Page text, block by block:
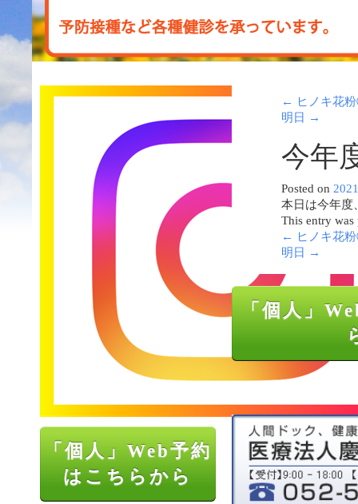
「個人」Web予約
はこちらから
←
ヒノキ花
明日
→
今年
Posted on
本日は今年度
This entry
←
ヒノキ花
明日
→
「個人」